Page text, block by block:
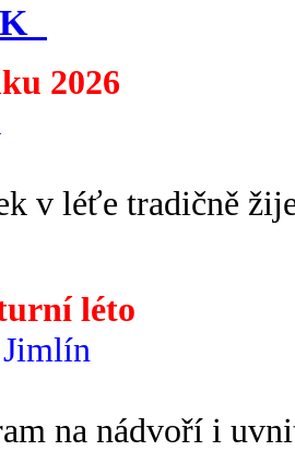
2026
v léťe tradičně
léto
na nádvoří i